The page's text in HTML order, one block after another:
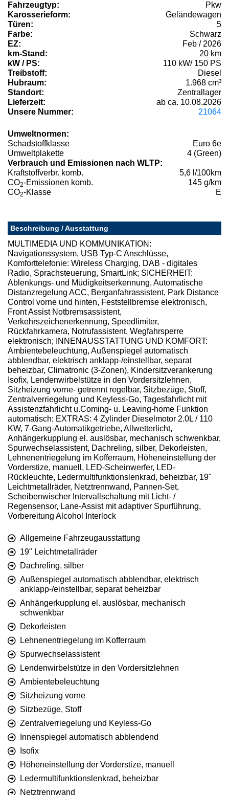
Fahrzeugtyp:
Pkw
Karosserieform:
Geländewagen
Türen:
5
Farbe:
Schwarz
EZ:
Feb / 2026
km-Stand:
20 km
kW / PS:
110 kW/ 150 PS
Treibstoff:
Diesel
Hubraum:
1.968 cm³
Standort:
Zentrallager
Lieferzeit:
ab ca. 10.08.2026
Unsere Nummer:
21064
Umweltnormen:
Schadstoffklasse
Euro 6e
Umweltplakette
4 (Green)
Verbrauch und Emissionen nach WLTP:
Kraftstoffverbr. komb.
5,6 l/100km
CO2-Emissionen komb.
145 g/km
CO2-Klasse E
Beschreibung / Ausstattung
MULTIMEDIA UND KOMMUNIKATION:
Navigationssystem, USB Typ-C Anschlüsse,
Komforttelefonie: Wireless Charging, DAB - digitales
Radio, Sprachsteuerung, SmartLink; SICHERHEIT:
Ablenkungs- und Müdigkeitserkennung, Automatische
Distanzregelung ACC, Berganfahrassistent, Park Distance
Control vorne und hinten, Feststellbremse elektronisch,
Front Assist Notbremsassistent,
Verkehrszeichenerkennung, Speedlimiter,
Rückfahrkamera, Notrufassistent, Wegfahrsperre
elektronisch; INNENAUSSTATTUNG UND KOMFORT:
Ambientebeleuchtung, Außenspiegel automatisch
abblendbar, elektrisch anklapp-/einstellbar, separat
beheizbar, Climatronic (3-Zonen), Kindersitzverankerung
Isofix, Lendenwirbelstütze in den Vordersitzlehnen,
Sitzheizung vorne- getrennt regelbar, Sitzbezüge, Stoff,
Zentralverriegelung und Keyless-Go, Tagesfahrlicht mit
Assistenzfahrlicht u.Coming- u. Leaving-home Funktion
automatisch; EXTRAS: 4 Zylinder Dieselmotor 2.0L / 110
KW, 7-Gang-Automatikgetriebe, Allwetterlicht,
Anhängerkupplung el. auslösbar, mechanisch schwenkbar,
Spurwechselassistent, Dachreling, silber, Dekorleisten,
Lehnenentriegelung im Kofferraum, Höheneinstellung der
Vorderstize, manuell, LED-Scheinwerfer, LED-
Rückleuchte, Ledermultifunktionslenkrad, beheizbar, 19"
Leichtmetallräder, Netztrennwand, Pannen-Set,
Scheibenwischer Intervallschaltung mit Licht- /
Regensensor, Lane-Assist mit adaptiver Spurführung,
Vorbereitung Alcohol Interlock
Allgemeine Fahrzeugausstattung
19" Leichtmetallräder
Dachreling, silber
Außenspiegel automatisch abblendbar, elektrisch
anklapp-/einstellbar, separat beheizbar
Anhängerkupplung el. auslösbar, mechanisch
schwenkbar
Dekorleisten
Lehnenentriegelung im Kofferraum
Spurwechselassistent
Lendenwirbelstütze in den Vordersitzlehnen
Ambientebeleuchtung
Sitzheizung vorne
Sitzbezüge, Stoff
Zentralverriegelung und Keyless-Go
Innenspiegel automatisch abblendend
Isofix
Höheneinstellung der Vorderstize, manuell
Ledermultifunktionslenkrad, beheizbar
Netztrennwand